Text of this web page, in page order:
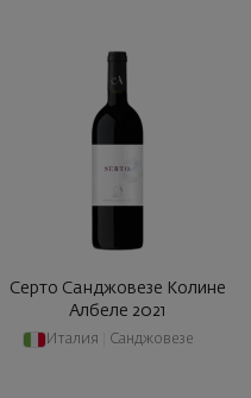
Серто Санджовезе Колине
Албеле 2021
Италия Санджовезе